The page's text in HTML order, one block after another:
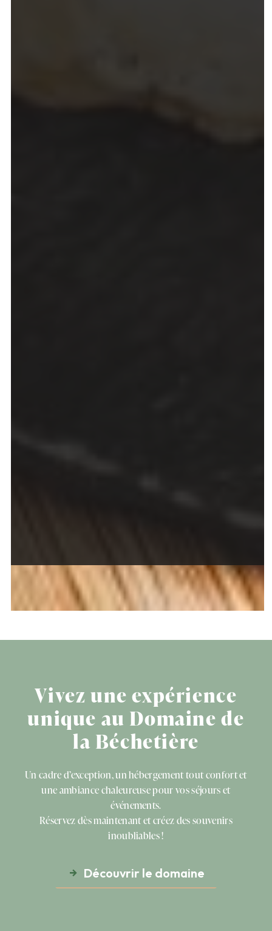
Vivez une expérience
unique au Domaine de
la Béchetière
Un cadre d’exception, un hébergement tout confort et
une ambiance chaleureuse pour vos séjours et
événements.
Réservez dès maintenant et créez des souvenirs
inoubliables !
Découvrir le domaine